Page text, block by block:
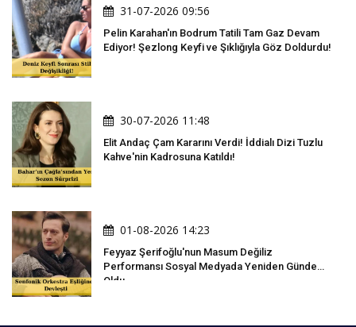
31-07-2026 09:56
Pelin Karahan'ın Bodrum Tatili Tam Gaz Devam
Ediyor! Şezlong Keyfi ve Şıklığıyla Göz Doldurdu!
30-07-2026 11:48
Elit Andaç Çam Kararını Verdi! İddialı Dizi Tuzlu
Kahve'nin Kadrosuna Katıldı!
01-08-2026 14:23
Feyyaz Şerifoğlu'nun Masum Değiliz
Performansı Sosyal Medyada Yeniden Gündem
Oldu